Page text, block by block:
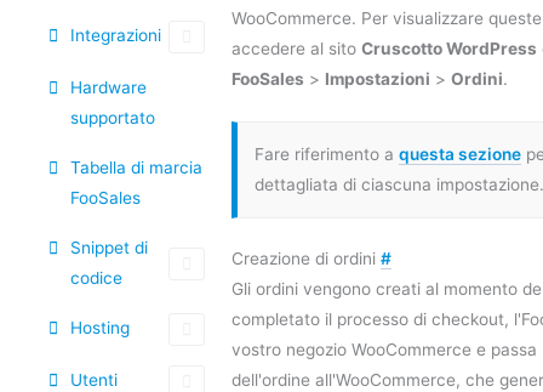
Integrazioni
Hardware
supportato
Tabella di marcia
FooSales
Snippet di
codice
Hosting
Utenti
WooCommerce. Per visualizzare
accedere al sito Cruscotto WordPress
FooSales > Impostazioni > Ordini.
Fare riferimento a questa sezione
dettagliata di ciascuna impostazione.
Creazione di ordini #
Gli ordini vengono creati al momento
completato il processo di checkout,
vostro negozio WooCommerce e passa
dell'ordine all'WooCommerce, che